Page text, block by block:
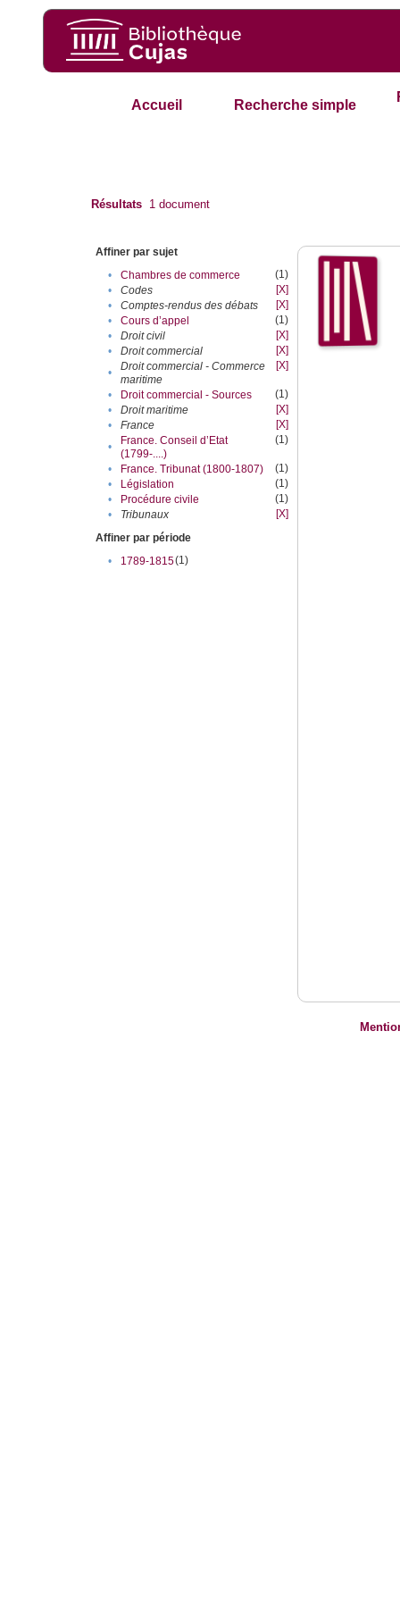
Accueil Recherche simple
Résultats 1 document
Affiner par sujet
•
Chambres de commerce
(1)
•
Codes
[X]
•
Comptes-rendus des débats
[X]
•
Cours d’appel
(1)
•
Droit civil
[X]
•
Droit commercial
[X]
•
Droit commercial - Commerce
maritime
[X]
• Droit commercial - Sources
(1)
•
Droit maritime
[X]
•
France
[X]
•
France. Conseil d’Etat
(1799-....)
(1)
• France. Tribunat (1800-1807)
(1)
•
Législation
(1)
•
Procédure civile
(1)
•
Tribunaux
[X]
Affiner par période
•
1789-1815(1)